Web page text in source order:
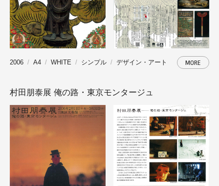
2006 A4 WHITE シンプル デザイン・アート MORE
村田朋泰展 俺の路・東京モンタージュ